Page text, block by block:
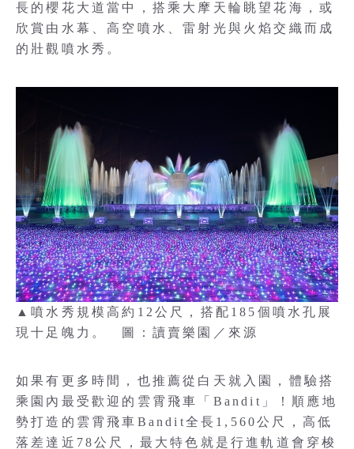
長的櫻花大道當中，搭乘大摩天輪眺望花海，或
欣賞由水幕、高空噴水、雷射光與火焰交織而成
的壯觀噴水秀。
▲噴水秀規模高約12公尺，搭配185個噴水孔展
現十足魄力。 圖：讀賣樂園／來源
如果有更多時間，也推薦從白天就入園，體驗搭
乘園內最受歡迎的雲霄飛車「Bandit」！順應地
勢打造的雲霄飛車Bandit全長1,560公尺，高低
落差達近78公尺，最大特色就是行進軌道會穿梭